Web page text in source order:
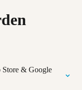
Store & Google